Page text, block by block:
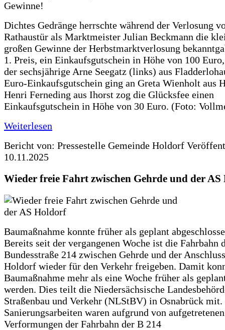
Dichtes Gedränge herrschte während der Verlosung
Rathaustür als Marktmeister Julian Beckmann die
großen Gewinne der Herbstmarktverlosung
1. Preis, ein Einkaufsgutschein in Höhe von 100
der sechsjährige Arne Seegatz (links) aus
Euro-Einkaufsgutschein ging an Greta Wienholt aus
Henri Ferneding aus Ihorst zog die Glücksfee einen
Einkaufsgutschein in Höhe von 30 Euro. (Foto:
Weiterlesen
Bericht von: Pressestelle Gemeinde Holdorf
10.11.2025
Wieder freie Fahrt zwischen Gehrde und der
Baumaßnahme konnte früher als geplant
Bereits seit der vergangenen Woche ist die Fahrbahn
Bundesstraße 214 zwischen Gehrde und der
Holdorf wieder für den Verkehr freigeben. Damit
Baumaßnahme mehr als eine Woche früher als
werden. Dies teilt die Niedersächsische
Straßenbau und Verkehr (NLStBV) in Osnabrück
Sanierungsarbeiten waren aufgrund von
Verformungen der Fahrbahn der B 214